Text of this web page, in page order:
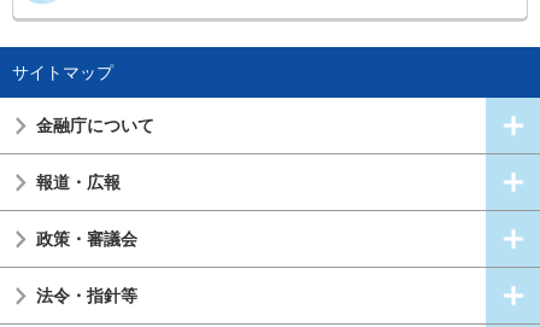
サイトマップ
金融庁について
報道・広報
政策・審議会
法令・指針等